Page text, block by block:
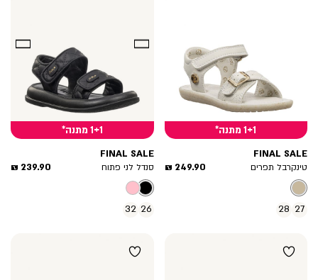
1+1 מתנה*
FINAL SALE
טינקרבל תפרים
מחיר
249.90 ₪
27
28
1+1 מתנה*
FINAL SALE
סנדל לני פתוח
מחיר
239.90 ₪
26
32